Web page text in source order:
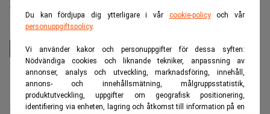
Du kan fördjupa dig ytterligare i vår cookie-policyoch vår
personuppgiftspolicy.
Vi använder kakor och personuppgifter för dessa syften:
Nödvändiga cookies och liknande tekniker, anpassning av
annonser, analys och utveckling, marknadsföring, innehåll,
annons- och innehållsmätning, målgruppsstatistik,
produktutveckling, uppgifter om geografisk positionering,
identifiering via enheten, lagring och åtkomst till information på en
dig som vill fördjupa dig inom finans- och
näringslivsnyheter.
Hantera prenumeration
Integritetspolicy för personuppgifter
Cookiepolicy